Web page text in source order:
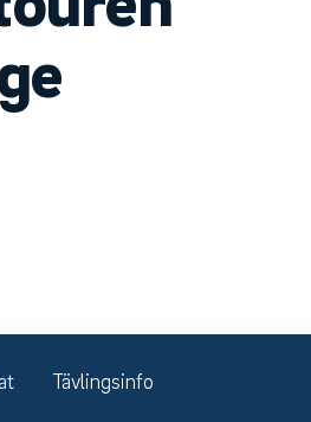
Tävlingsinfo